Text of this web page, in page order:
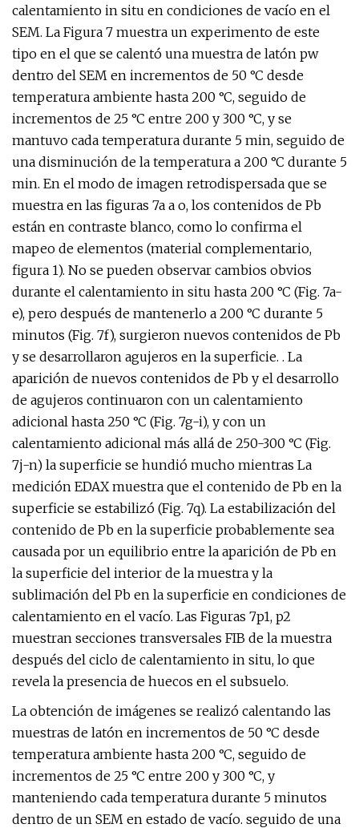
calentamiento in situ en condiciones de vacío en el
SEM. La Figura 7 muestra un experimento de este
tipo en el que se calentó una muestra de latón pw
dentro del SEM en incrementos de 50 °C desde
temperatura ambiente hasta 200 °C, seguido de
incrementos de 25 °C entre 200 y 300 °C, y se
mantuvo cada temperatura durante 5 min, seguido de
una disminución de la temperatura a 200 °C durante 5
min. En el modo de imagen retrodispersada que se
muestra en las figuras 7a a o, los contenidos de Pb
están en contraste blanco, como lo confirma el
mapeo de elementos (material complementario,
figura 1). No se pueden observar cambios obvios
durante el calentamiento in situ hasta 200 °C (Fig. 7a-
e), pero después de mantenerlo a 200 °C durante 5
minutos (Fig. 7f), surgieron nuevos contenidos de Pb
y se desarrollaron agujeros en la superficie. . La
aparición de nuevos contenidos de Pb y el desarrollo
de agujeros continuaron con un calentamiento
adicional hasta 250 °C (Fig. 7g-i), y con un
calentamiento adicional más allá de 250-300 °C (Fig.
7j-n) la superficie se hundió mucho mientras La
medición EDAX muestra que el contenido de Pb en la
superficie se estabilizó (Fig. 7q). La estabilización del
contenido de Pb en la superficie probablemente sea
causada por un equilibrio entre la aparición de Pb en
la superficie del interior de la muestra y la
sublimación del Pb en la superficie en condiciones de
calentamiento en el vacío. Las Figuras 7p1, p2
muestran secciones transversales FIB de la muestra
después del ciclo de calentamiento in situ, lo que
revela la presencia de huecos en el subsuelo.
La obtención de imágenes se realizó calentando las
muestras de latón en incrementos de 50 °C desde
temperatura ambiente hasta 200 °C, seguido de
incrementos de 25 °C entre 200 y 300 °C, y
manteniendo cada temperatura durante 5 minutos
dentro de un SEM en estado de vacío. seguido de una